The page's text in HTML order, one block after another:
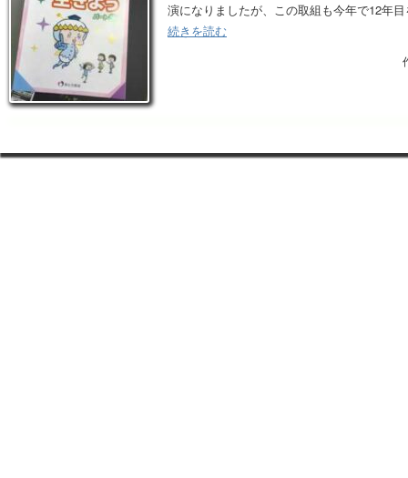
演になりましたが、この取組も今年で12年
続きを読む